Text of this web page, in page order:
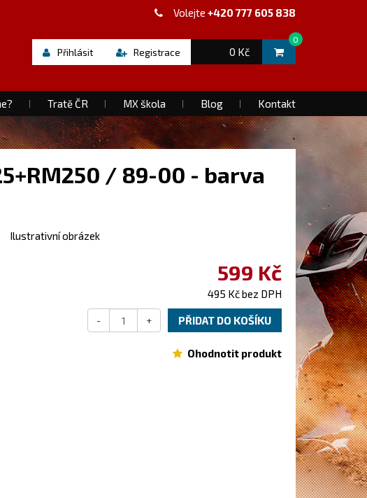
Volejte +420 777 605 838
0 Kč
0
Přihlásit Registrace
Tratě ČR MX škola Blog Kontakt
/ 89-00 - barva
Ilustrativní obrázek
599 Kč
495 Kč bez DPH
PŘIDAT DO KOŠÍKU
- +
Ohodnotit produkt